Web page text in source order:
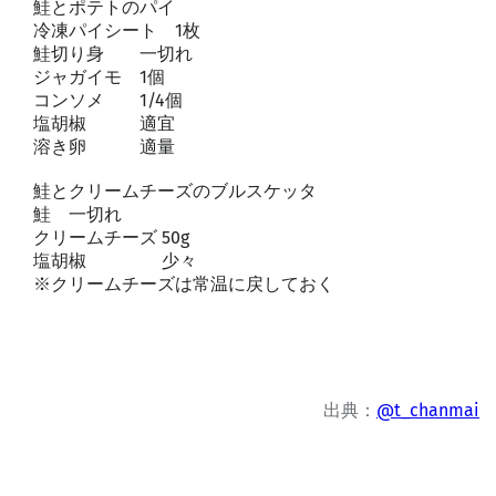
鮭とポテトのパイ
冷凍パイシート 1枚
鮭切り身 一切れ
ジャガイモ 1個
コンソメ 1/4個
塩胡椒 適宜
溶き卵 適量
鮭とクリームチーズのブルスケッタ
鮭 一切れ
クリームチーズ 50g
塩胡椒 少々
※クリームチーズは常温に戻しておく
出典： @t_chanmai